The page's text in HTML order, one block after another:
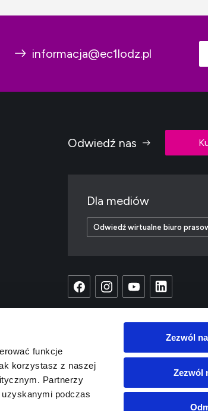
funkcje
korzystasz z naszej
Partnerzy
podczas
Zezwól
Zezwól
informacja@ec1lodz.pl
Odwiedź nas
Dla mediów
Odwiedź wirtualne biuro